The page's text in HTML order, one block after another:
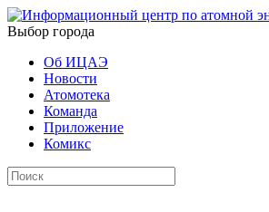
Выбор города
Об ИЦАЭ
Новости
Атомотека
Команда
Приложение
Комикс